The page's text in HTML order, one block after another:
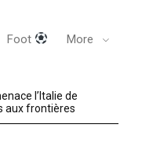
Foot More
l’Italie de
aux frontières